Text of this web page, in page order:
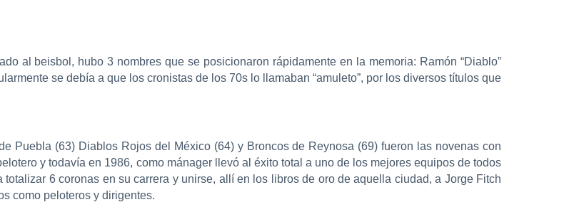
al beisbol, hubo 3 nombres que se posicionaron rápidamente en la memoria: Ramón “Diablo”
se debía a que los cronistas de los 70s lo llamaban “amuleto”, por los diversos títulos que
Puebla (63) Diablos Rojos del México (64) y Broncos de Reynosa (69) fueron las novenas con
y todavía en 1986, como mánager llevó al éxito total a uno de los mejores equipos de todos
6 coronas en su carrera y unirse, allí en los libros de oro de aquella ciudad, a Jorge Fitch
como peloteros y dirigentes.